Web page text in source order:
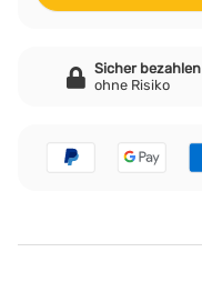
Sicher bezahlen
ohne Risiko